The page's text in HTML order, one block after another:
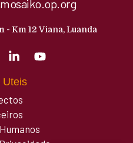
- Km 12 Viana, Luanda
Uteis